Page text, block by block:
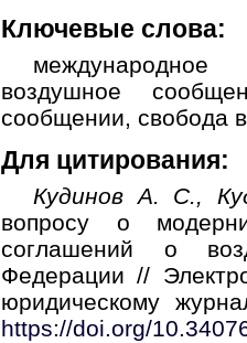
Ключевые слова:
воздушное
сообщении, свобода
Для цитирования:
Кудинов А. С.,
вопросу о
соглашений о
Федерации //
юридическому
https://doi.org/